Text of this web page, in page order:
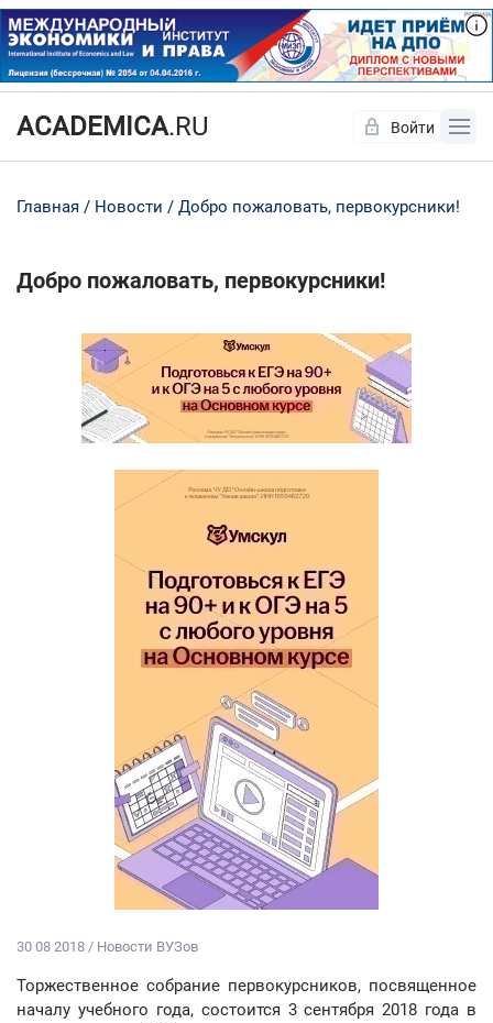
ACADEMICA.RU Войти
Главная Новости Добро пожаловать, первокурсники!
Добро пожаловать, первокурсники!
30 08 2018 / Новости ВУЗов
Торжественное собрание первокурсников, посвященное
началу учебного года, состоится 3 сентября 2018 года в
Да Нет